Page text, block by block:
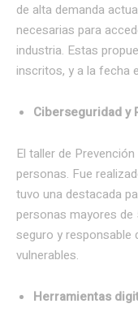
de alta demanda
necesarias para
industria. Estas
inscritos, y a la fecha
Ciberseguridad y
El taller de
personas. Fue
tuvo una destacada
personas mayores
seguro y responsable
vulnerables.
Herramientas